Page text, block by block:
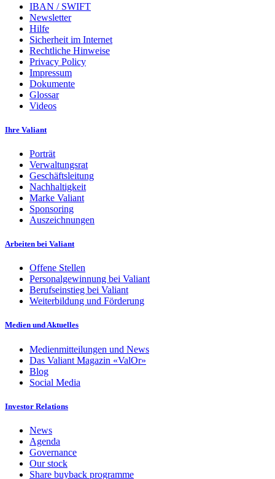
IBAN / SWIFT
Newsletter
Hilfe
Sicherheit im Internet
Rechtliche Hinweise
Privacy Policy
Impressum
Dokumente
Glossar
Videos
Ihre Valiant
Porträt
Verwaltungsrat
Geschäftsleitung
Nachhaltigkeit
Marke Valiant
Sponsoring
Auszeichnungen
Arbeiten bei Valiant
Offene Stellen
Personalgewinnung bei Valiant
Berufseinstieg bei Valiant
Weiterbildung und Förderung
Medien und Aktuelles
Medienmitteilungen und News
Das Valiant Magazin «ValOr»
Blog
Social Media
Investor Relations
News
Agenda
Governance
Our stock
Share buyback programme